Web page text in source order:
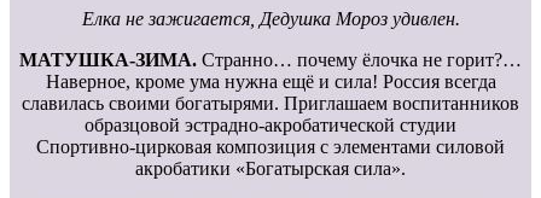
Елка не зажигается, Дедушка Мороз удивлен.
МАТУШКА-ЗИМА. Странно… почему ёлочка не горит?…
Наверное, кроме ума нужна ещё и сила! Россия всегда
славилась своими богатырями. Приглашаем воспитанников
образцовой эстрадно-акробатической студии
Спортивно-цирковая композиция с элементами силовой
акробатики «Богатырская сила».